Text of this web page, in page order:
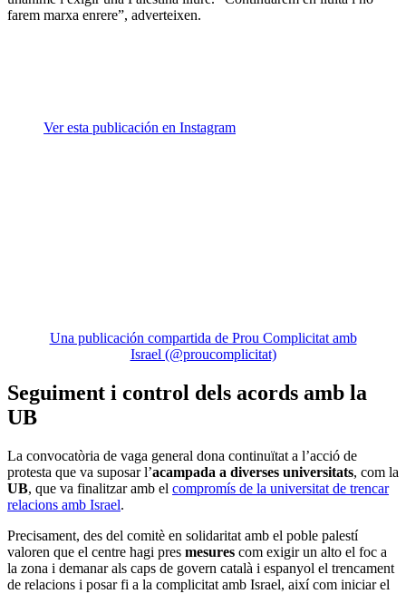
farem marxa enrere”, adverteixen.
Ver esta publicación en Instagram
Una publicación compartida de Prou Complicitat amb
Israel (@proucomplicitat)
Seguiment i control dels acords amb la
UB
La convocatòria de vaga general dona continuïtat a l’acció de
protesta que va suposar l’acampada a diverses universitats, com la
UB, que va finalitzar amb el compromís de la universitat de trencar
relacions amb Israel.
Precisament, des del comitè en solidaritat amb el poble palestí
valoren que el centre hagi pres mesures com exigir un alto el foc a
la zona i demanar als caps de govern català i espanyol el trencament
de relacions i posar fi a la complicitat amb Israel, així com iniciar el